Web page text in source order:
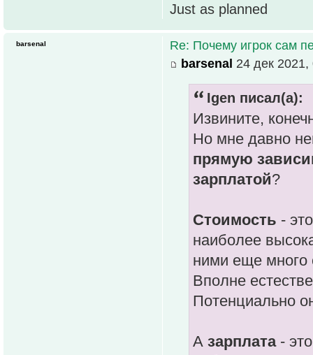
Just as planned
Re: Почему игрок сам
barsenal 24 дек 2021,
Igen писал(а):
Извините,
Но мне давно
прямую
зарплатой?
Стоимость -
наиболее
ними еще много
Вполне
Потенциально
А зарплата-
barsenal